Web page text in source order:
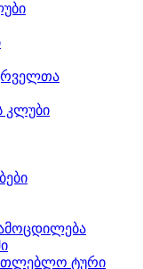
კლუბი
ტური